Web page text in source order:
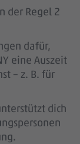
der Regel 2
dafür,
eine Auszeit
– z. B. für
dich